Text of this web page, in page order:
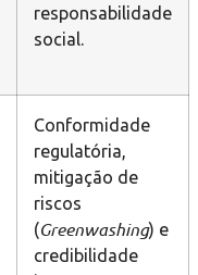
responsabilidade
social.
Conformidade
regulatória,
mitigação de
riscos
(Greenwashing) e
credibilidade